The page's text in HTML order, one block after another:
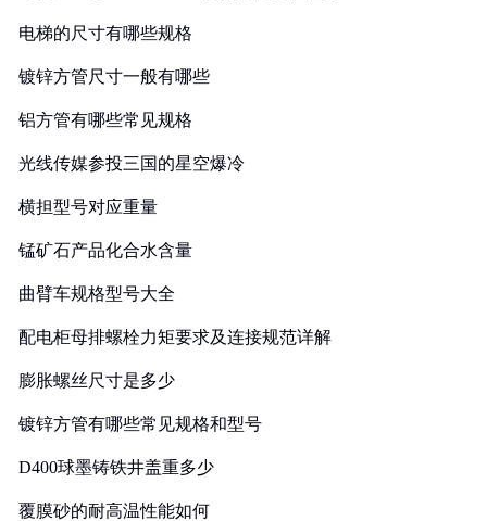
电梯的尺寸有哪些规格
镀锌方管尺寸一般有哪些
铝方管有哪些常见规格
光线传媒参投三国的星空爆冷
横担型号对应重量
锰矿石产品化合水含量
曲臂车规格型号大全
配电柜母排螺栓力矩要求及连接规范详解
膨胀螺丝尺寸是多少
镀锌方管有哪些常见规格和型号
D400球墨铸铁井盖重多少
覆膜砂的耐高温性能如何